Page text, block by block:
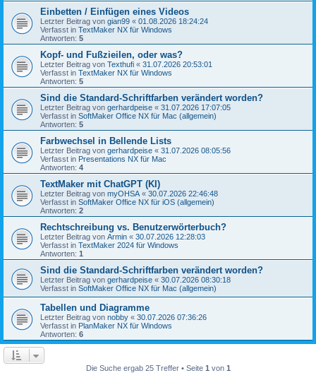
Einbetten / Einfügen eines Videos
Letzter Beitrag von gian99 « 01.08.2026 18:24:24
Verfasst in TextMaker NX für Windows
Antworten: 5
Kopf- und Fußzieilen, oder was?
Letzter Beitrag von Texthufi « 31.07.2026 20:53:01
Verfasst in TextMaker NX für Windows
Antworten: 5
Sind die Standard-Schriftfarben verändert worden?
Letzter Beitrag von gerhardpeise « 31.07.2026 17:07:05
Verfasst in SoftMaker Office NX für Mac (allgemein)
Antworten: 5
Farbwechsel in Bellende Lists
Letzter Beitrag von gerhardpeise « 31.07.2026 08:05:56
Verfasst in Presentations NX für Mac
Antworten: 4
TextMaker mit ChatGPT (KI)
Letzter Beitrag von myOHSA « 30.07.2026 22:46:48
Verfasst in SoftMaker Office NX für iOS (allgemein)
Antworten: 2
Rechtschreibung vs. Benutzerwörterbuch?
Letzter Beitrag von Armin « 30.07.2026 12:28:03
Verfasst in TextMaker 2024 für Windows
Antworten: 1
Sind die Standard-Schriftfarben verändert worden?
Letzter Beitrag von gerhardpeise « 30.07.2026 08:30:18
Verfasst in SoftMaker Office NX für Mac (allgemein)
Tabellen und Diagramme
Letzter Beitrag von nobby « 30.07.2026 07:36:26
Verfasst in PlanMaker NX für Windows
Antworten: 6
Die Suche ergab 25 Treffer • Seite 1 von 1